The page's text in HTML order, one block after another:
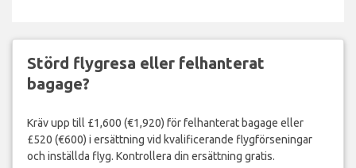
Störd flygresa eller felhanterat
bagage?
Kräv upp till £1,600 (€1,920) för felhanterat bagage eller
£520 (€600) i ersättning vid kvalificerande flygförseningar
och inställda flyg. Kontrollera din ersättning gratis.